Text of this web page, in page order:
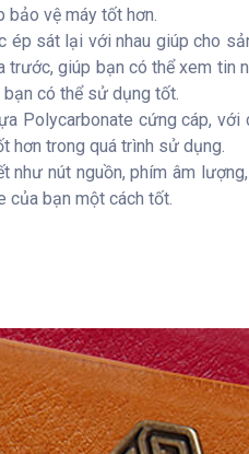
vệ máy tốt hơn.
sát lại với nhau giúp cho
giúp bạn có thể xem tin
có thể sử dụng tốt.
Polycarbonate cứng cáp,
hơn trong quá trình sử dụng.
như nút nguồn, phím âm
của bạn một cách tốt.